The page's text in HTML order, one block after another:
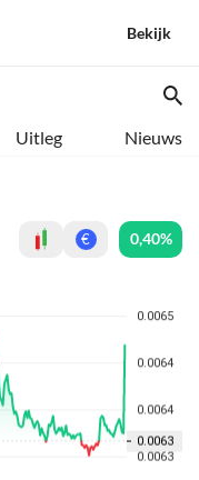
Bekijk
Uitleg Nieuws
€ 0,40%